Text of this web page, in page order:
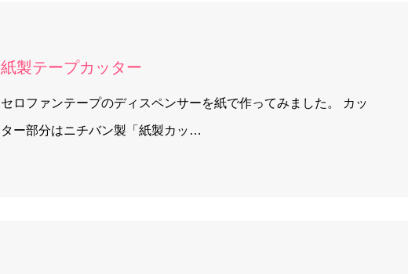
紙製テープカッター
セロファンテープのディスペンサーを紙で作ってみました。 カッ
ター部分はニチバン製「紙製カッ…